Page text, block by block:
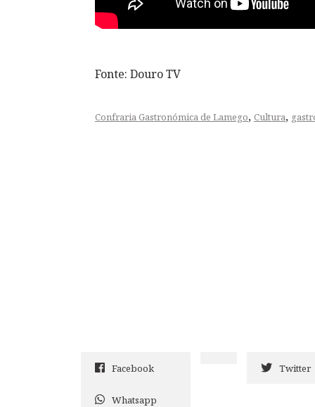
Fonte: Douro TV
Confraria Gastronómica de Lamego, Cultura,
Facebook Twitter
Whatsapp